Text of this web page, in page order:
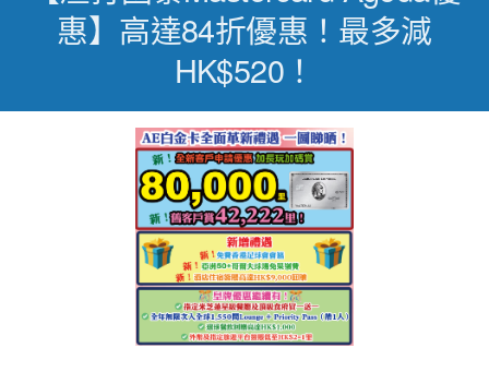
惠】高達84折優惠！最多減
HK$520！